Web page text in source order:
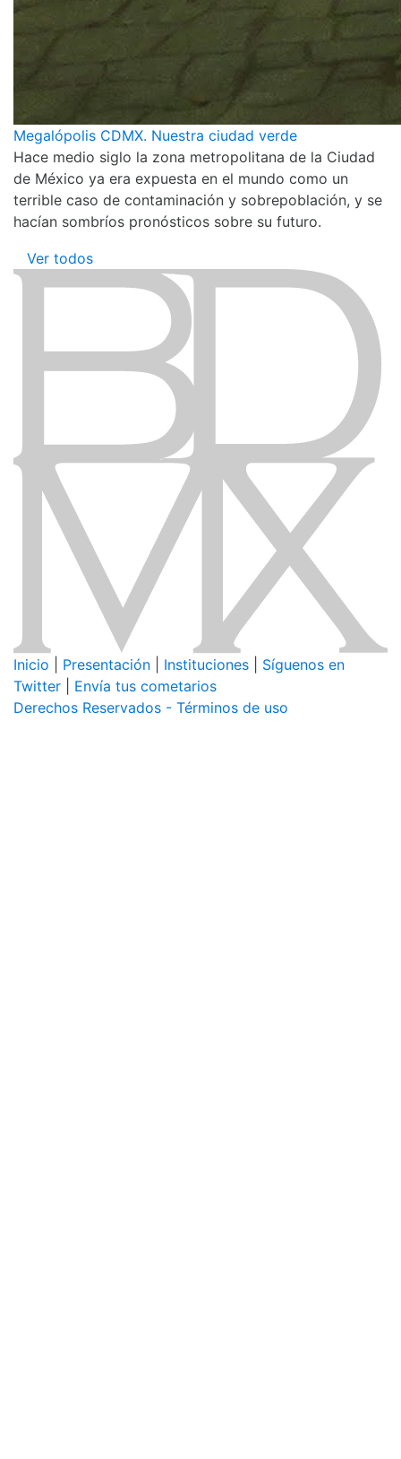
Megalópolis CDMX. Nuestra ciudad verde
Hace medio siglo la zona metropolitana de la Ciudad
de México ya era expuesta en el mundo como un
terrible caso de contaminación y sobrepoblación, y se
hacían sombríos pronósticos sobre su futuro.
Ver todos
Inicio Presentación Instituciones
Síguenos en
Twitter
Envía tus cometarios
Derechos Reservados - Términos de uso